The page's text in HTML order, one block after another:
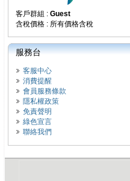
客戶群組 : Guest
含稅價格 : 所有價格含稅
服務台
客服中心
消費提醒
會員服務條款
隱私權政策
免責聲明
綠色宣言
聯絡我們